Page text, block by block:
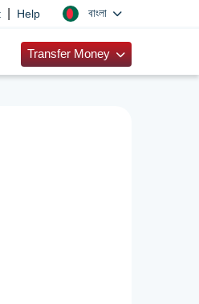
Help বাংলা
Transfer Money